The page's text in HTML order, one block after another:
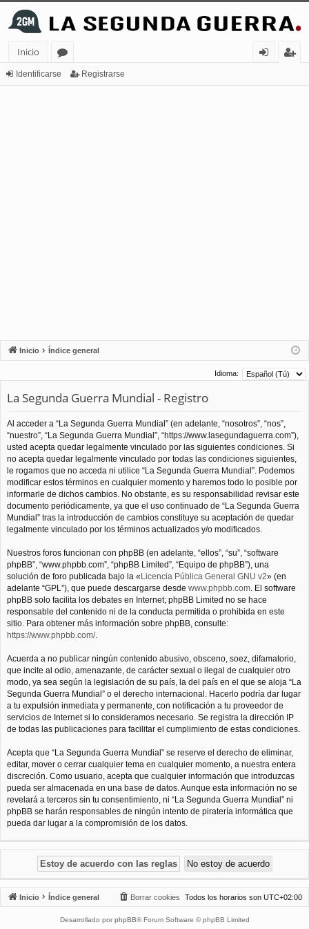
Inicio
or
Identificarse Registrarse
Inicio Índice general
Idioma:
La Segunda Guerra Mundial - Registro
Al acceder a “La Segunda Guerra Mundial” (en adelante, “nosotros”, “nos”,
“nuestro”, “La Segunda Guerra Mundial”, “https://www.lasegundaguerra.com”),
usted acepta quedar legalmente vinculado por las siguientes condiciones. Si
no acepta quedar legalmente vinculado por todas las condiciones siguientes,
le rogamos que no acceda ni utilice “La Segunda Guerra Mundial”. Podemos
modificar estos términos en cualquier momento y haremos todo lo posible por
informarle de dichos cambios. No obstante, es su responsabilidad revisar este
documento periódicamente, ya que el uso continuado de “La Segunda Guerra
Mundial” tras la introducción de cambios constituye su aceptación de quedar
legalmente vinculado por los términos actualizados y/o modificados.
Nuestros foros funcionan con phpBB (en adelante, “ellos”, “su”, “software
phpBB”, “www.phpbb.com”, “phpBB Limited”, “Equipo de phpBB”), una
solución de foro publicada bajo la «Licencia Pública General GNU v2» (en
adelante “GPL”), que puede descargarse desde www.phpbb.com. El software
phpBB solo facilita los debates en Internet; phpBB Limited no se hace
responsable del contenido ni de la conducta permitida o prohibida en este
sitio. Para obtener más información sobre phpBB, consulte:
https://www.phpbb.com/.
Acuerda a no publicar ningún contenido abusivo, obsceno, soez, difamatorio,
que incite al odio, amenazante, de carácter sexual o ilegal de cualquier otro
modo, ya sea según la legislación de su país, la del país en el que se aloja “La
Segunda Guerra Mundial” o el derecho internacional. Hacerlo podría dar lugar
a tu expulsión inmediata y permanente, con notificación a tu proveedor de
servicios de Internet si lo consideramos necesario. Se registra la dirección IP
de todas las publicaciones para facilitar el cumplimiento de estas condiciones.
Acepta que “La Segunda Guerra Mundial” se reserve el derecho de eliminar,
editar, mover o cerrar cualquier tema en cualquier momento, a nuestra entera
discreción. Como usuario, acepta que cualquier información que introduzcas
pueda ser almacenada en una base de datos. Aunque esta información no se
revelará a terceros sin tu consentimiento, ni “La Segunda Guerra Mundial” ni
phpBB se harán responsables de ningún intento de piratería informática que
pueda dar lugar a la compromisión de los datos.
Inicio Índice general Todos los horarios son UTC+02:00
Borrar cookies
Desarrollado por phpBB® Forum Software © phpBB Limited